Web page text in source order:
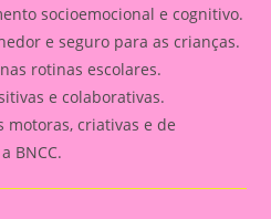
socioemocional e cognitivo.
e seguro para as crianças.
rotinas escolares.
e colaborativas.
motoras, criativas e de
BNCC.